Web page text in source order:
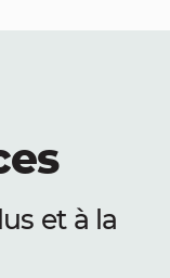
et à la